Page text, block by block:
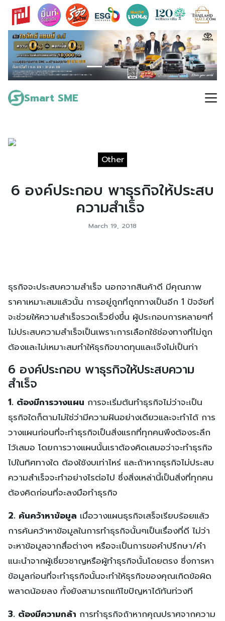
Skip
content
Smart SME
Search
for:
Other
6 องค์ประกอบ พาธุรกิจให้ประสบ
ความสำเร็จ
March 19, 2018
ธุรกิจจะประสบความสำเร็จ นอกจากสินค้าดี มีคุณภาพ
ราคาเหมาะสมแล้วนั้น การอยู่ถูกที่ถูกทางเป็นอีก 1 ปัจจัยที่
จะช่วยให้ความสำเร็จรวดเร็วยิ่งขึ้น ผู้ประกอบการหลายๆที่
ไม่ประสบความสำเร็จเป็นเพราะการเลือกใช้ช่องทางที่ไม่ถูก
ต้องและไม่เหมาะสมทำให้ธุรกิจขาดทุนและเจ๊งไม่เป็นท่า
6 องค์ประกอบ พาธุรกิจให้ประสบความ
สำเร็จ
1. ต้องมีการวางแผน การจะเริ่มต้นทำธุรกิจไม่ว่าจะเป็น
ธุรกิจใดก็ตามไม่ใช่ว่ามีความฝันอย่างเดียวและจะทำได้ การ
วางแผนก่อนที่จะทำธุรกิจเป็นสิ่งแรกที่ทุกคนพึงต้องระลึก
ไว้เสมอ โดยการวางแผนนั้นเราต้องคิดเสมอว่าจะทำธุรกิจ
ไปในทิศทางใด ต้องใช้งบเท่าไหร่ และถ้าหากธุรกิจไม่ประสบ
ความสำเร็จจะทำอย่างไรต่อไป ซึ่งสิ่งเหล่านี้เป็นสิ่งที่ทุกคน
ต้องคิดก่อนที่จะลงมือทำธุรกิจ
2. ค้นคว้าหาข้อมูล เมื่อวางแผนธุรกิจเสร็จเรียบร้อยแล้ว
การค้นคว้าหาข้อมูลในการทำธุรกิจนั้นๆเป็นเรื่องที่ดี ไม่ว่า
จะหาข้อมูลจากสื่อต่างๆ หรือจะเป็นการขอคำปรึกษา/คำ
แนะนำจากผู้เชี่ยวชาญหรือผู้ทำธุรกิจนั้นโดยตรง ซึ่งการหา
ข้อมูลก่อนที่จะทำธุรกิจนั้นจะทำให้ธุรกิจของคุณเกิดข้อผิด
พลาดน้อยลง ทั้งยังสามารถแก้ไขปัญหาได้ทันท่วงที
3. ต้องมีความกล้า การทำธุรกิจถ้าหากคุณปราศจากความ